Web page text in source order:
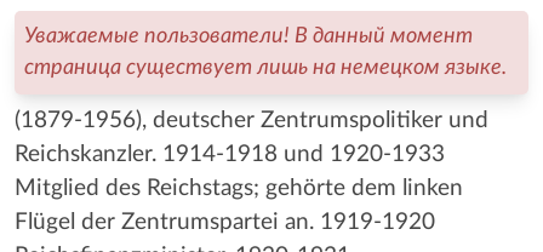
Уважаемые пользователи! В данный момент
страница существует лишь на немецком языке.
(1879-1956), deutscher Zentrumspolitiker und
Reichskanzler. 1914-1918 und 1920-1933
Mitglied des Reichstags; gehörte dem linken
Flügel der Zentrumspartei an. 1919-1920